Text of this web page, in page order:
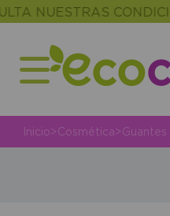
NUESTRAS
Inicio> Cosmética> Guantes